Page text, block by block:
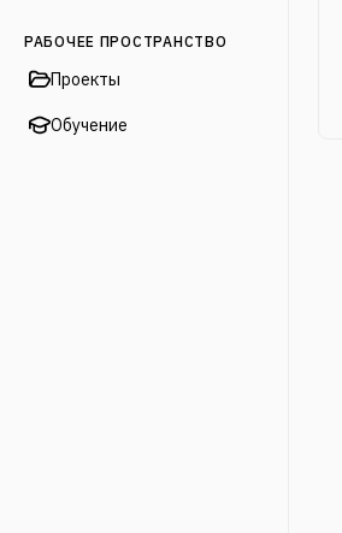
РАБОЧЕЕ ПРОСТРАНСТВО
Проекты
Обучение